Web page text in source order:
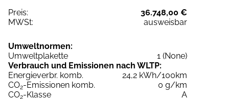
Preis:
36.748,00 €
MWSt:
ausweisbar
Umweltnormen:
Umweltplakette
1 (None)
Verbrauch und Emissionen nach WLTP:
Energieverbr. komb.
24,2 kWh/100km
CO2-Emissionen komb.
0 g/km
CO2-Klasse
A